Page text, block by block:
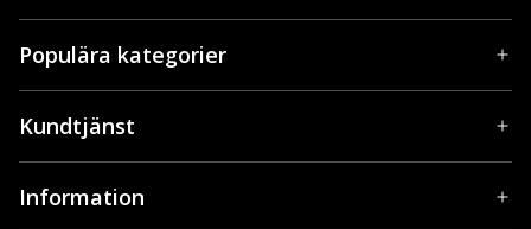
Populära kategorier
Kundtjänst
Information